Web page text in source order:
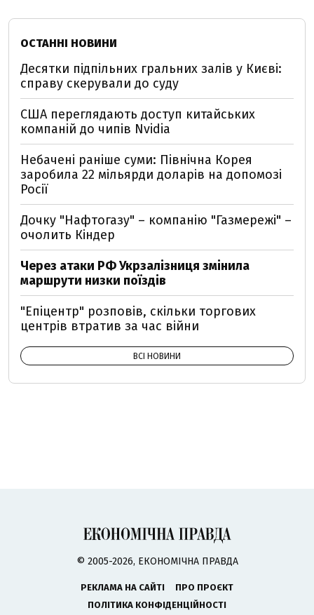
ОСТАННІ НОВИНИ
Десятки підпільних гральних залів у Києві:
справу скерували до суду
США переглядають доступ китайських
компаній до чипів Nvidia
Небачені раніше суми: Північна Корея
заробила 22 мільярди доларів на допомозі
Росії
Дочку "Нафтогазу" – компанію "Газмережі" –
очолить Кіндер
Через атаки РФ Укрзалізниця змінила
маршрути низки поїздів
"Епіцентр" розповів, скільки торгових
центрів втратив за час війни
ВСІ НОВИНИ
© 2005-2026, ЕКОНОМІЧНА ПРАВДА
РЕКЛАМА НА САЙТІ
ПРО ПРОЄКТ
ПОЛІТИКА КОНФІДЕНЦІЙНОСТІ